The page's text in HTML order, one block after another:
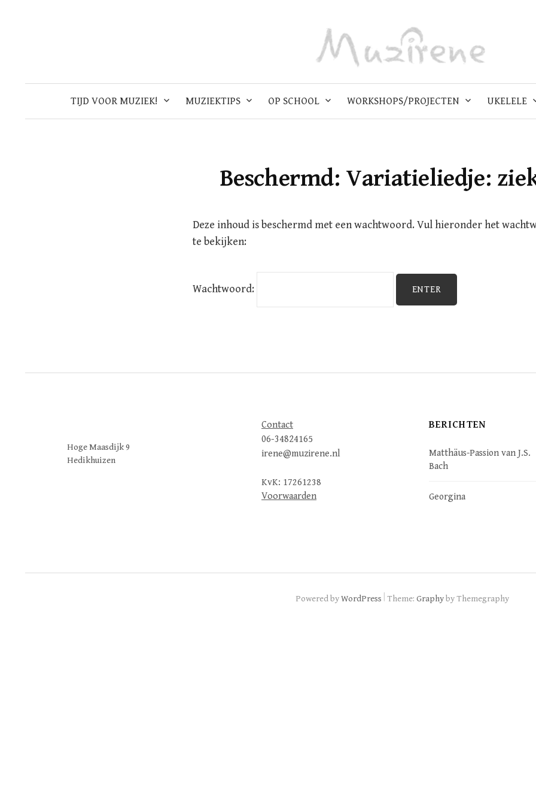
TIJD VOOR MUZIEK! MUZIEKTIPS OP SCHOOL WORKSHOPS/PROJECTEN UKELELE
Beschermd: Variatieliedje:
Deze inhoud is beschermd met een wachtwoord. Vul hieronder het
te bekijken:
Wachtwoord:
Hoge Maasdijk 9
Hedikhuizen
Contact
06-34824165
irene@muzirene.nl
KvK: 17261238
Voorwaarden
BERICHTEN
Matthäus-Passion van J.S.
Bach
Georgina
Powered byWordPress Theme: Graphyby Themegraphy